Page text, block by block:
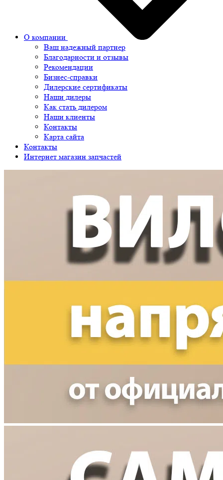
О компании
Ваш надежный партнер
Благодарности и отзывы
Рекомендации
Бизнес-справки
Дилерские сертификаты
Наши дилеры
Как стать дилером
Наши клиенты
Контакты
Карта сайта
Контакты
Интернет магазин запчастей